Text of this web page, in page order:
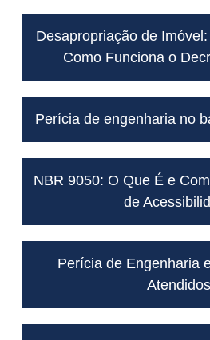
Desapropriação de
Como Funciona o
Perícia de engenharia no
NBR 9050: O Que É e
de
Perícia de Engenharia
Atendidos